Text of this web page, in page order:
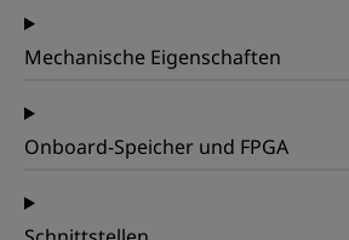
Mechanische Eigenschaften
Onboard-Speicher und FPGA